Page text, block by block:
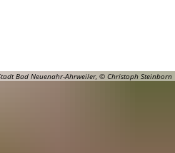
Bad Neuenahr-Ahrweiler, © Christoph Steinborn